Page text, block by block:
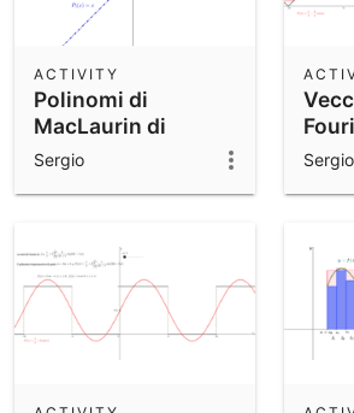
Polinomi di
MacLaurin di
f(x)=sin(x)
ACTIVITY
Sergio Sergio